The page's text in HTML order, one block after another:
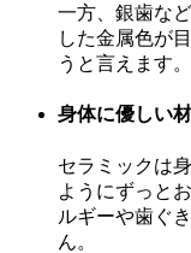
一方、銀歯な
した金属色が
うと言えます。
身体に優しい
セラミックは
ようにずっと
ルギーや歯ぐ
ん。